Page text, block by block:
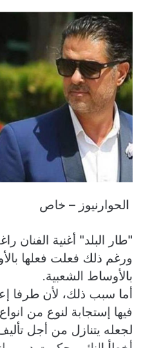
الحوارنيوز – خاص
"طار البلد" أغنية الفنان
ورغم ذلك فعلت فعلها
بالأوساط الشعبية.
أما سبب ذلك، لأن طرفا
فيها إستجابة لنوع من
لجعله يتنازل من أجل